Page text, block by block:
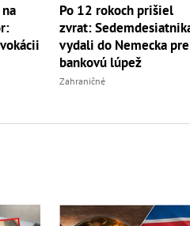
Po 12 rokoch prišiel
zvrat:
vydali do Nemecka pre
bankovú lúpež
Zahraničné